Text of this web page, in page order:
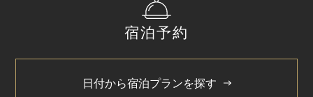
宿泊予約
日付から宿泊プランを探す